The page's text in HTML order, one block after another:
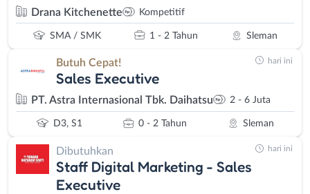
Drana Kitchenette Kompetitif
SMA / SMK 1 - 2 Tahun Sleman
Butuh Cepat!
Sales Executive
PT. Astra Internasional Tbk. Daihatsu 2 - 6 Juta
D3, S1 0 - 2 Tahun Sleman
hari ini
Dibutuhkan
Staff Digital Marketing - Sales
Executive
hari ini